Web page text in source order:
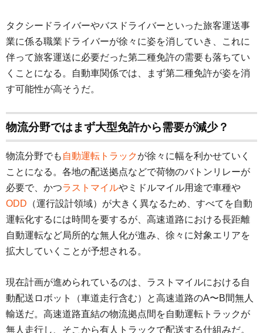
タクシードライバーやバスドライバーといった旅客運送事
業に係る職業ドライバーが徐々に姿を消していき、これに
伴って旅客運送に必要だった第二種免許の需要も落ちてい
くことになる。自動車関係では、まず第二種免許が姿を消
す可能性が高そうだ。
物流分野ではまず大型免許から需要が減少？
物流分野でも 自動運転トラックが徐々に幅を利かせていく
ことになる。各地の配送拠点などで荷物のバトンリレーが
必要で、かつラストマイルやミドルマイル用途で車種や
ODD （運行設計領域）が大きく異なるため、すべてを自動
運転化するには時間を要するが、高速道路における長距離
自動運転など局所的な無人化が進み、徐々に対象エリアを
拡大していくことが予想される。
現在計画が進められているのは、ラストマイルにおける自
動配送ロボット（車道走行含む）と高速道路のA〜B間無人
輸送だ。高速道路直結の物流拠点間を自動運転トラックが
無人走行し、そこから有人トラックで配送する仕組みだ。